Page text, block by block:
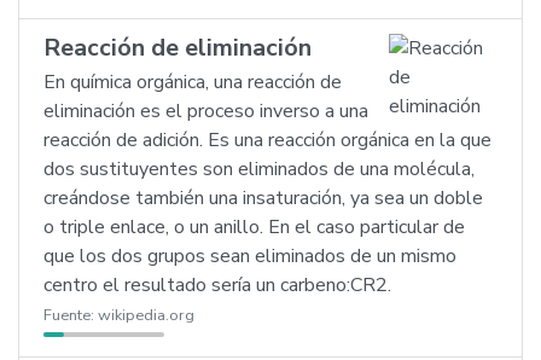
Reacción de eliminación
En química orgánica, una reacción de
eliminación es el proceso inverso a una
reacción de adición. Es una reacción orgánica en la que
dos sustituyentes son eliminados de una molécula,
creándose también una insaturación, ya sea un doble
o triple enlace, o un anillo. En el caso particular de
que los dos grupos sean eliminados de un mismo
centro el resultado sería un carbeno:CR2.
Fuente: wikipedia.org